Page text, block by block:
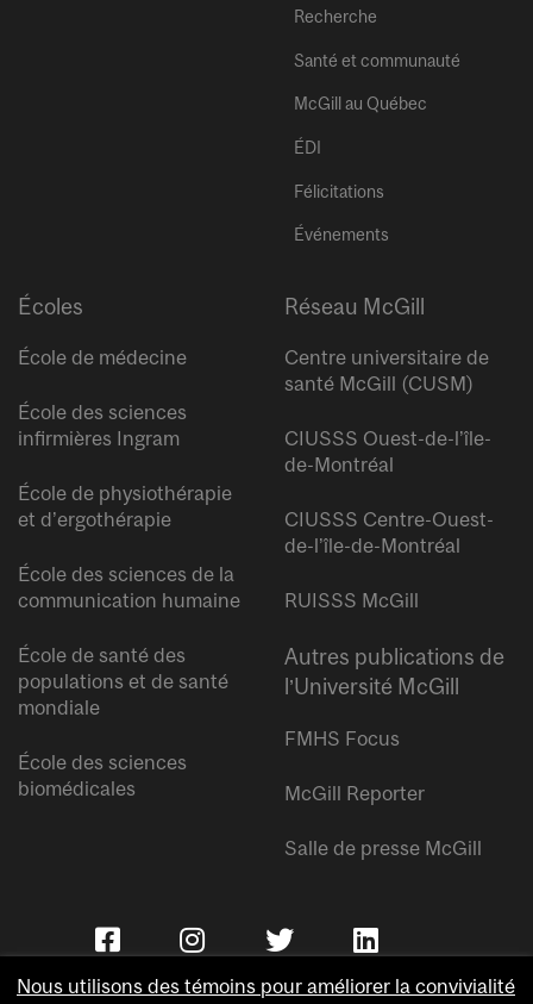
Recherche
Santé et communauté
McGill au Québec
ÉDI
Félicitations
Événements
Écoles
École de médecine
École des sciences
infirmières Ingram
École de physiothérapie
et d’ergothérapie
École des sciences de la
communication humaine
École de santé des
populations et de santé
mondiale
École des sciences
biomédicales
Réseau McGill
Centre universitaire de
santé McGill (CUSM)
CIUSSS Ouest-de-l’île-
de-Montréal
CIUSSS Centre-Ouest-
de-l’île-de-Montréal
RUISSS McGill
Autres publications de
l’Université McGill
FMHS Focus
McGill Reporter
Salle de presse McGill
Nous utilisons des témoins pour améliorer la convivialité